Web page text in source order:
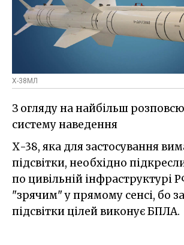
Х-38МЛ
З огляду на найбільш
систему наведення
Х-38, яка для застосування
підсвітки, необхідно
по цивільній інфраструктурі
"зрячим" у прямому сенсі, бо
підсвітки цілей виконує БПЛА.